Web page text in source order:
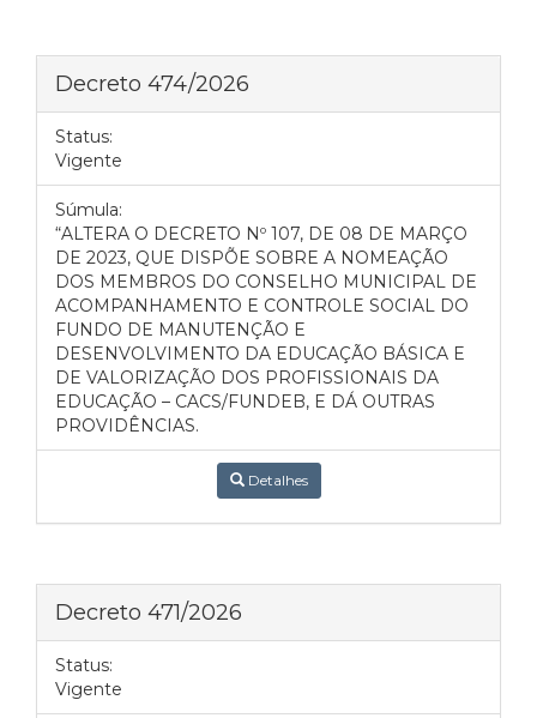
Decreto 474/2026
Status:
Vigente
Súmula:
“ALTERA O DECRETO Nº 107, DE 08 DE MARÇO
DE 2023, QUE DISPÕE SOBRE A NOMEAÇÃO
DOS MEMBROS DO CONSELHO MUNICIPAL DE
ACOMPANHAMENTO E CONTROLE SOCIAL DO
FUNDO DE MANUTENÇÃO E
DESENVOLVIMENTO DA EDUCAÇÃO BÁSICA E
DE VALORIZAÇÃO DOS PROFISSIONAIS DA
EDUCAÇÃO – CACS/FUNDEB, E DÁ OUTRAS
PROVIDÊNCIAS.
Detalhes
Decreto 471/2026
Status:
Vigente